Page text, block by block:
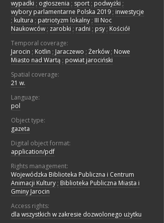
wypadki ; ogłoszenia ; sport ; podwyżki ;
wybory parlamentarne Polska 2019 ; inwestycje
; kultura ; patriotyzm lokalny ; III Noc
Naukowców ; zarobki ; radni ; psy ; Kościół
Temporal coverage:
Jarocin ; Kotlin ; Jaraczewo ; Żerków ; Nowe
Miasto nad Wartą ; powiat jarociński
Spatial coverage:
21 w.
Language:
pol
Object type:
gazeta
Digital object format:
application/pdf
Rights management:
Wojewódzka Biblioteka Publiczna i Centrum
Animacji Kultury ; Biblioteka Publiczna Miasta i
Gminy Jarocin
Access rights:
dla wszystkich w zakresie dozwolonego użytku